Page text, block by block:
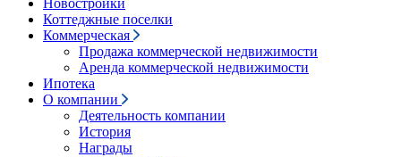
Новостройки
Коттеджные поселки
Коммерческая
Продажа коммерческой недвижимости
Аренда коммерческой недвижимости
Ипотека
О компании
Деятельность компании
История
Награды